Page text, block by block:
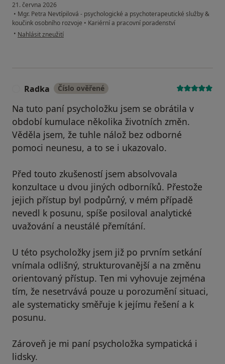
21. června 2026
• Mgr. Petra Nevtípilová - psychologické a psychoterapeutické služby &
koučink osobního rozvoje • Kariérní a pracovní poradenství
• podle názoru uživatele AL
Nahlásit zneužití
Radka Číslo ověřené
Na tuto paní psycholožku jsem se obrátila v
období kumulace několika životních změn.
Věděla jsem, že tuhle nálož bez odborné
pomoci neunesu, a to se i ukazovalo.
Před touto zkušeností jsem absolvovala
konzultace u dvou jiných odborníků. Přestože
jejich přístup byl podpůrný, v mém případě
nevedl k posunu, spíše posiloval analytické
uvažování a neustálé přemítání.
U této psycholožky jsem již po prvním setkání
vnímala odlišný, strukturovanější a na změnu
orientovaný přístup. Ten mi vyhovuje zejména
tím, že nesetrvává pouze u porozumění situaci,
ale systematicky směřuje k jejímu řešení a k
posunu.
Zároveň je mi paní psycholožka sympatická i
lidsky.